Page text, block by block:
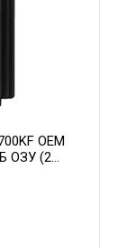
OEM
ОЗУ (2
GDDR7